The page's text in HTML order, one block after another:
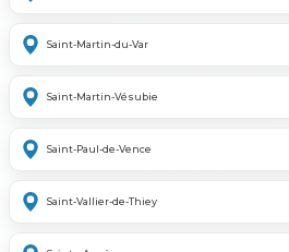
Saint-Martin-du-Var
Saint-Martin-Vésubie
Saint-Paul-de-Vence
Saint-Vallier-de-Thiey